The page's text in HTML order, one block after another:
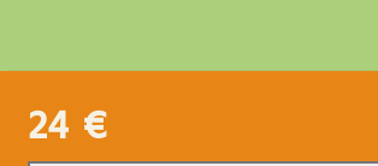
24 €